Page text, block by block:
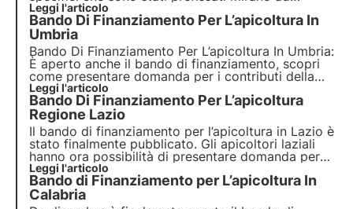
aumentare l’efficacia e la commercializzazione dei
prodotti dell’apicoltura. Bando Di Finanziamento
Per L’apicoltura In Regione Sardegna
Leggi l'articolo
Bando Di Finanziamento Per L’apicoltura In
Umbria
Bando Di Finanziamento Per L’apicoltura In Umbria:
È aperto anche il bando di finanziamento, scopri
come presentare domanda per i contributi della
tua attività apistica in regione Umbria. Leggi i
dettagli nel nostro blog
Leggi l'articolo
Bando Di Finanziamento Per L’apicoltura
Regione Lazio
Il bando di finanziamento per l’apicoltura in Lazio è
stato finalmente pubblicato. Gli apicoltori laziali
hanno ora possibilità di presentare domanda per
Leggi l'articolo
Bando di Finanziamento per L’apicoltura In
Calabria